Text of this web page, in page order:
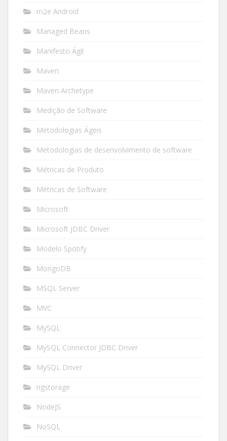
m2e Android
Managed Beans
Manifesto Ágil
Maven
Maven Archetype
Medição de Software
Metodologias Ágeis
Metodologias de desenvolvimento de software
Métricas de Produto
Métricas de Software
Microsoft
Microsoft JDBC Driver
Modelo Spotify
MongoDB
MSQL Server
MVC
MySQL
MySQL Connector JDBC Driver
MySQL Driver
ngstorage
NodeJS
NoSQL